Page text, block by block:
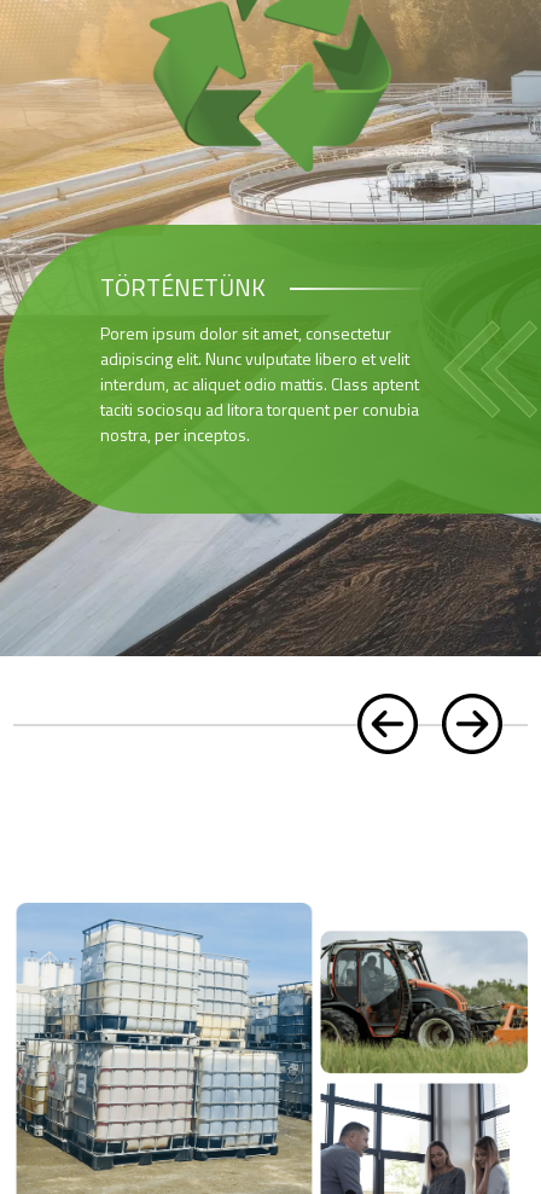
TÖRTÉNETÜNK
Porem ipsum dolor sit amet, consectetur
adipiscing elit. Nunc vulputate libero et velit
interdum, ac aliquet odio mattis. Class aptent
taciti sociosqu ad litora torquent per conubia
nostra, per inceptos.